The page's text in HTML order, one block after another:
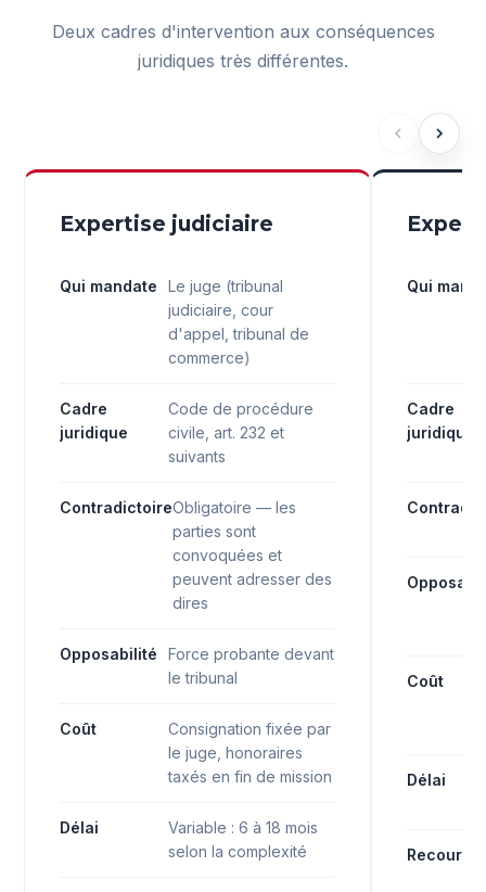
Deux cadres d'intervention aux conséquences
juridiques très différentes.
Expertise judiciaire
Qui mandate
Le juge (tribunal
judiciaire, cour
d'appel, tribunal de
commerce)
Cadre
juridique
Code de procédure
civile, art. 232 et
suivants
ContradictoireObligatoire — les
parties sont
convoquées et
peuvent adresser des
dires
Opposabilité
Force probante devant
le tribunal
Coût
Consignation fixée par
le juge, honoraires
taxés en fin de mission
Délai
Variable : 6 à 18 mois
selon la complexité
Qui
Cadre
juridique
Coût
Délai
Recours